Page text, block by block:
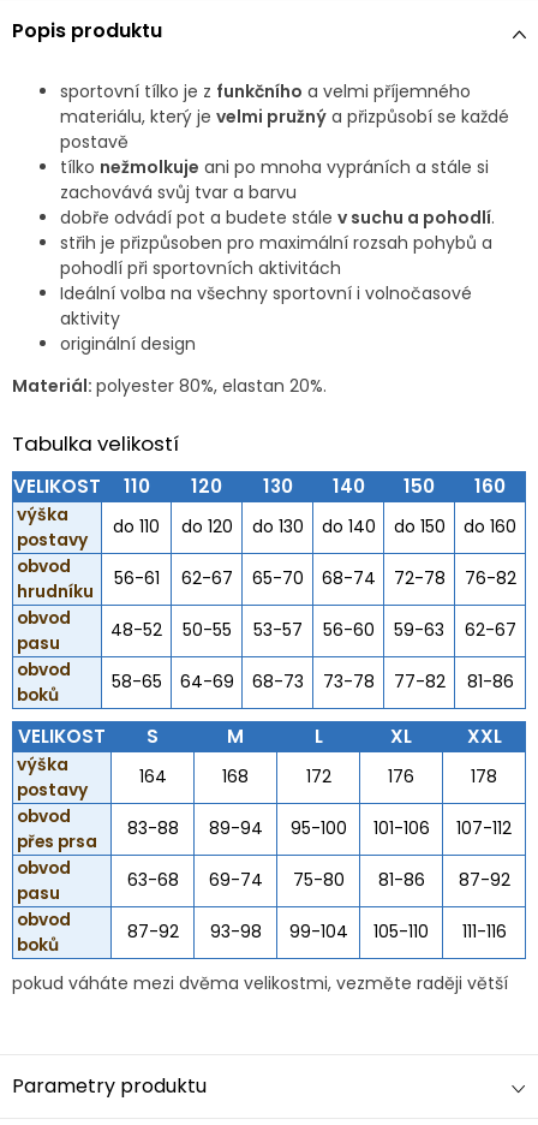
Popis produktu
sportovní tílko je z funkčního a velmi příjemného
materiálu, který je velmi pružný a přizpůsobí se každé
postavě
tílko nežmolkuje ani po mnoha vypráních a stále si
zachovává svůj tvar a barvu
dobře odvádí pot a budete stále v suchu a pohodlí.
střih je přizpůsoben pro maximální rozsah pohybů a
pohodlí při sportovních aktivitách
Ideální volba na všechny sportovní i volnočasové
aktivity
originální design
Materiál: polyester 80%, elastan 20%.
Tabulka velikostí
VELIKOST 110 120 130 140 150 160
výška
postavy
do 110 do 120 do 130 do 140 do 150
do 160
obvod
hrudníku
56-61 62-67 65-70 68-74 72-78
76-82
obvod
pasu
48-52 50-55 53-57 56-60 59-63
62-67
obvod
boků
58-65 64-69 68-73 73-78 77-82 81-86
VELIKOST S M L XL XXL
výška
postavy
164 168 172 176
178
obvod
přes prsa
83-88 89-94 95-100 101-106
107-112
obvod
pasu
63-68 69-74 75-80 81-86
87-92
obvod
boků
87-92 93-98 99-104 105-110 111-116
pokud váháte mezi dvěma velikostmi, vezměte raději větší
Parametry produktu